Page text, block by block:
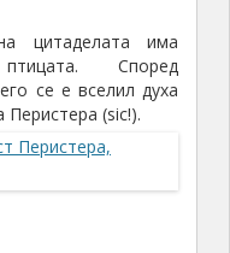
цитаделата има
Според
се е вселил духа
Перистера (sic!).